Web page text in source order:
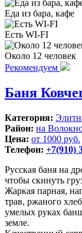
Еда из бара, кафе
Есть WI-FI
Около 12 человек
Рекомендуем
Баня
Категория:
Район: на
Цена: от 1000 руб.
Телефон: +7(910)
Русская баня на
чтобы скинуть
Жаркая парная,
трав, ржаного
умелых руках
земле.